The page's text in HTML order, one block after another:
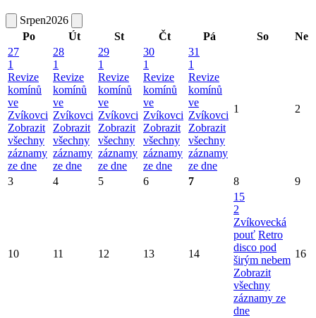
Srpen2026
Po
Út St Čt Pá So
Ne
27
1
Revize
komínů
ve
Zvíkovci
Zobrazit
všechny
záznamy
ze dne
28
1
Revize
komínů
ve
Zvíkovci
Zobrazit
všechny
záznamy
ze dne
29
1
Revize
komínů
ve
Zvíkovci
Zobrazit
všechny
záznamy
ze dne
30
1
Revize
komínů
ve
Zvíkovci
Zobrazit
všechny
záznamy
ze dne
31
1
Revize
komínů
ve
Zvíkovci
Zobrazit
všechny
záznamy
ze dne
1 2
3 4 5 6 7 8 9
10 11 12 13 14
15
2
Zvíkovecká
pouť Retro
disco pod
širým nebem
Zobrazit
všechny
záznamy ze
dne
16